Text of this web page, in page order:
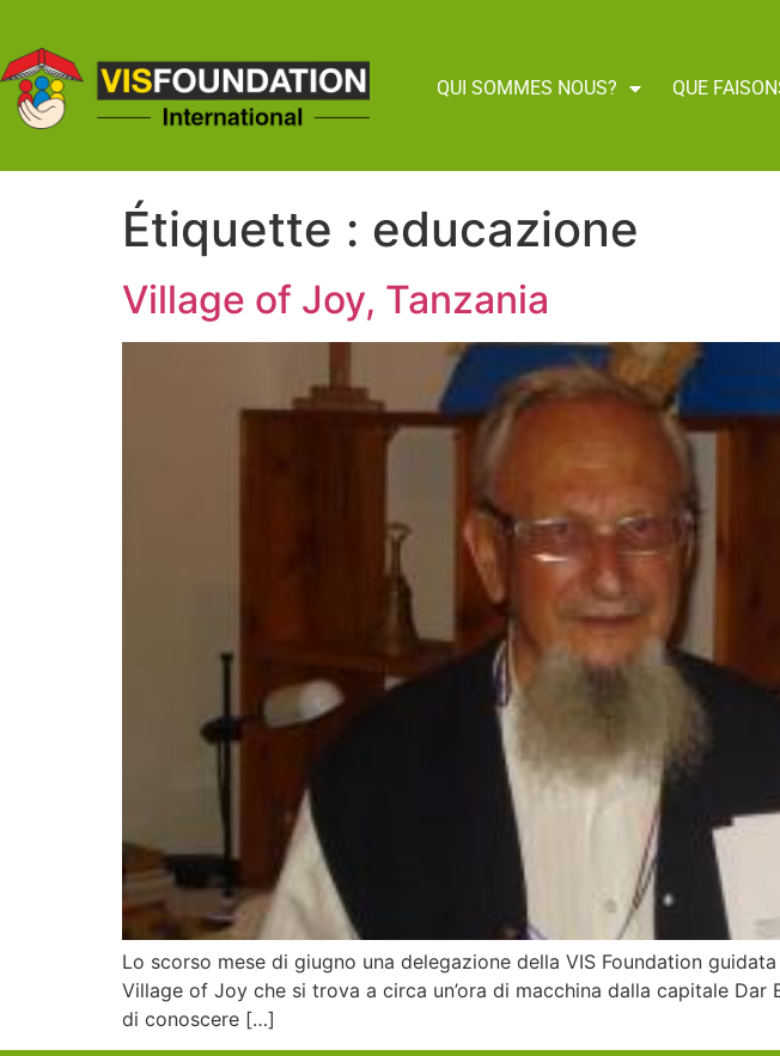
QUI SOMMES NOUS? QUE
Étiquette : educazione
Village of Joy, Tanzania
Lo scorso mese di giugno una delegazione della VIS Foundation
Village of Joy che si trova a circa un’ora di macchina dalla capitale
di conoscere […]